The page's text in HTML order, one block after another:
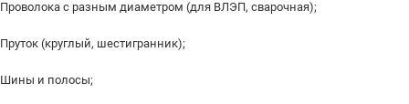
Проволока с разным диаметром (для ВЛЭП, сварочная);
Пруток (круглый, шестигранник);
Шины и полосы;